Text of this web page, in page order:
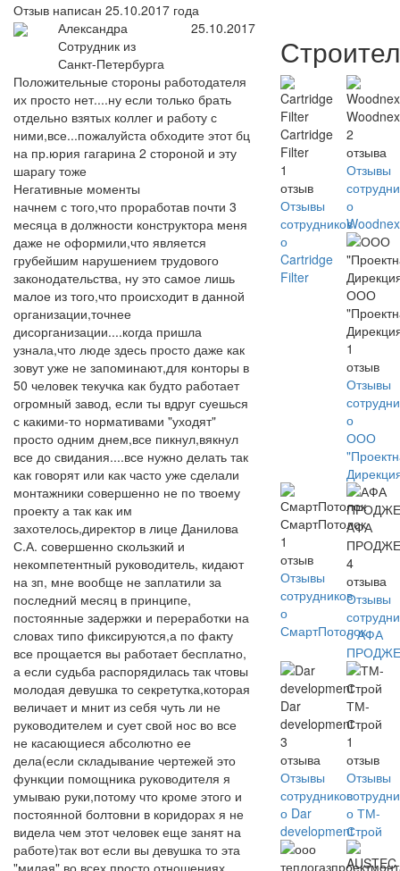
Отзыв написан 25.10.2017 года
Александра
Сотрудник из
Санкт-Петербурга
25.10.2017
Положительные стороны работодателя
их просто нет....ну если только брать
отдельно взятых коллег и работу с
ними,все...пожалуйста обходите этот бц
на пр.юрия гагарина 2 стороной и эту
шарагу тоже
Негативные моменты
начнем с того,что проработав почти 3
месяца в должности конструктора меня
даже не оформили,что является
грубейшим нарушением трудового
законодательства, ну это самое лишь
малое из того,что происходит в данной
организации,точнее
дисорганизации....когда пришла
узнала,что люде здесь просто даже как
зовут уже не запоминают,для конторы в
50 человек текучка как будто работает
огромный завод, если ты вдруг суешься
с какими-то нормативами "уходят"
просто одним днем,все пикнул,вякнул
все до свидания....все нужно делать так
как говорят или как часто уже сделали
монтажники совершенно не по твоему
проекту а так как им
захотелось,директор в лице Данилова
С.А. совершенно скользкий и
некомпетентный руководитель, кидают
на зп, мне вообще не заплатили за
последний месяц в принципе,
постоянные задержки и переработки на
словах типо фиксируются,а по факту
все прощается вы работает бесплатно,
а если судьба распорядилась так чтовы
молодая девушка то секретутка,которая
величает и мнит из себя чуть ли не
руководителем и сует свой нос во все
не касающиеся абсолютно ее
дела(если складывание чертежей это
функции помощника руководителя я
умываю руки,потому что кроме этого и
постоянной болтовни в коридорах я не
видела чем этот человек еще занят на
работе)так вот если вы девушка то эта
"милая" во всех просто отношениях
Cartridge
Filter
1
отзыв
Отзывы
сотрудников
о
Cartridge
Filter
2
отзыва
Отзывы
о
ООО
1
отзыв
Отзывы
о
ООО
СмартПотолок
1
отзыв
Отзывы
сотрудников
о
СмартПотолок
АФА
4
отзыва
Отзывы
о АФА
Dar
development
3
отзыва
Отзывы
сотрудников
о Dar
development
ТМ-
Строй
1
отзыв
Отзывы
о ТМ-
Строй